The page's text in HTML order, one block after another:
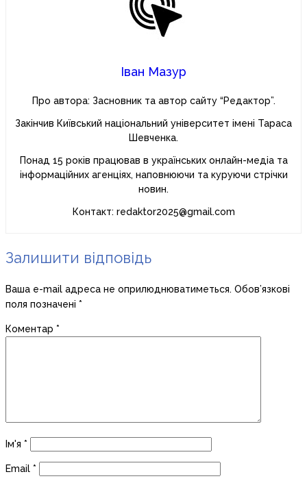
Іван Мазур
Про автора: Засновник та автор сайту “Редактор”.
Закінчив Київський національний університет імені Тараса
Шевченка.
Понад 15 років працював в українських онлайн-медіа та
інформаційних агенціях, наповнюючи та куруючи стрічки
новин.
Контакт: redaktor2025@gmail.com
Залишити відповідь
Ваша e-mail адреса не оприлюднюватиметься. Обов’язкові
поля позначені *
Коментар *
Ім'я *
Email *